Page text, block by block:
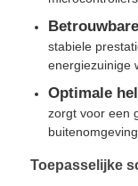
Over Ons
Fabriekstour
stabiele
energiezuinige
Optimale
zorgt voor een
Toepasselijke